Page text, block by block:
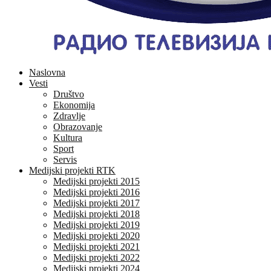
Naslovna
Vesti
Društvo
Ekonomija
Zdravlje
Obrazovanje
Kultura
Sport
Servis
Medijski projekti RTK
Medijski projekti 2015
Medijski projekti 2016
Medijski projekti 2017
Medijski projekti 2018
Medijski projekti 2019
Medijski projekti 2020
Medijski projekti 2021
Medijski projekti 2022
Medijski projekti 2024